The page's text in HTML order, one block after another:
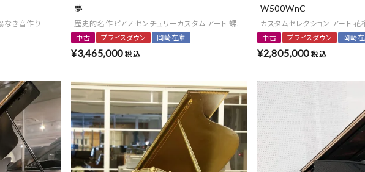
なき音作り
夢
歴史的名作ピアノ センチュリーカスタム アート 螺鈿(ラデン）漆芸 バーズメープルアイ
中古 プライスダウン 岡崎在庫
¥3,465,000 税込
W500WnC
カスタムセレクション アート
中古 プライスダウン 岡崎
¥2,805,000 税込